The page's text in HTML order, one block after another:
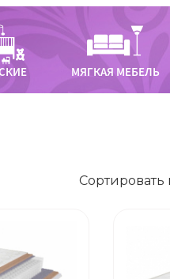
МЯГКАЯ МЕБЕЛЬ
Сортировать